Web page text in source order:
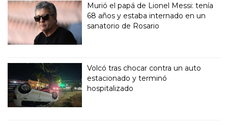
Murió el papá de Lionel Messi: tenía
68 años y estaba internado en un
sanatorio de Rosario
Volcó tras chocar contra un auto
estacionado y terminó
hospitalizado